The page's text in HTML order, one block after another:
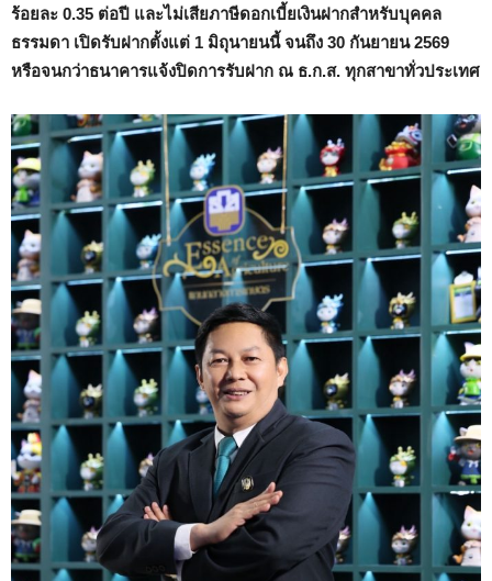
ร้อยละ 0.35 ต่อปี และไม่เสียภาษีดอกเบี้ยเงินฝากสำหรับบุคคล
ธรรมดา เปิดรับฝากตั้งแต่ 1 มิถุนายนนี้ จนถึง 30 กันยายน 2569
หรือจนกว่าธนาคารแจ้งปิดการรับฝาก ณ ธ.ก.ส. ทุกสาขาทั่วประเทศ